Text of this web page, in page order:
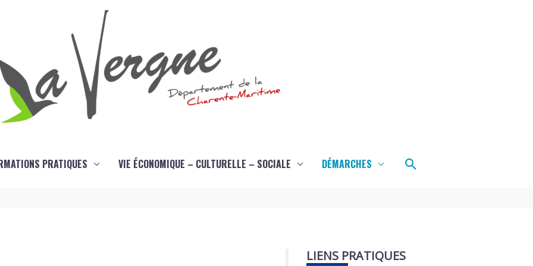
PRATIQUES VIE ÉCONOMIQUE – CULTURELLE – SOCIALE DÉMARCHES Rechercher
LIENS PRATIQUES